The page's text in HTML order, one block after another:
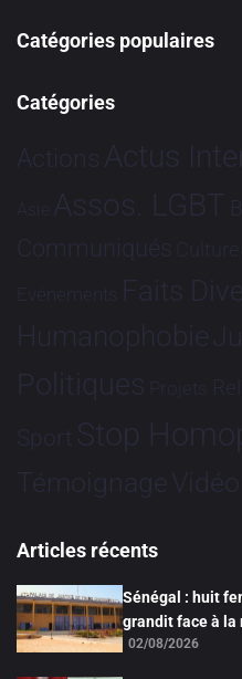
Catégories populaires
Catégories
Actions Actus
Asie Assos. LGBT
Communiqués Culture
Evénements Faits
Humanophobie
Politiques Projets
Sport Stop
TémoignageVidéo
Articles récents
Sénégal : huit
grandit face à la
02/08/2026